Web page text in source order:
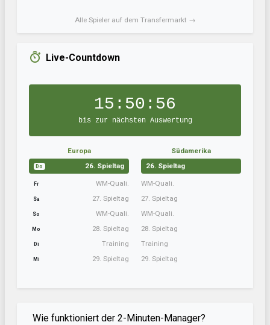
Alle Spieler auf dem Transfermarkt →
Live-Countdown
15:50:55
bis zur nächsten Auswertung
Europa
Do 26. Spieltag
Fr WM-Quali.
Sa 27. Spieltag
So WM-Quali.
Mo 28. Spieltag
Di Training
Mi 29. Spieltag
Südamerika
26. Spieltag
WM-Quali.
27. Spieltag
WM-Quali.
28. Spieltag
Training
29. Spieltag
Wie funktioniert der 2-Minuten-Manager?